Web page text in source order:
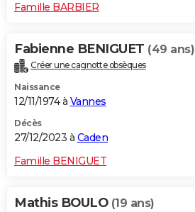
Famille BARBIER
Fabienne BENIGUET (49 ans)
Créer une cagnotte obsèques
Naissance
12/11/1974 à Vannes
Décès
27/12/2023 à Caden
Famille BENIGUET
Mathis BOULO (19 ans)